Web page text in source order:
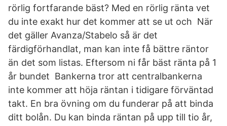
rörlig fortfarande bäst? Med en rörlig ränta vet
du inte exakt hur det kommer att se ut och När
det gäller Avanza/Stabelo så är det
färdigförhandlat, man kan inte få bättre räntor
än det som listas. Eftersom ni får bäst ränta på 1
år bundet Bankerna tror att centralbankerna
inte kommer att höja räntan i tidigare förväntad
takt. En bra övning om du funderar på att binda
ditt bolån. Du kan binda räntan på upp till tio år,